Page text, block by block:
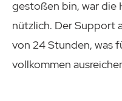
gestoßen bin, war
nützlich. Der Support
von 24 Stunden, was
vollkommen